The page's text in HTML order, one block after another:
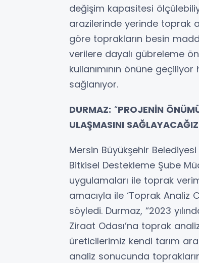
değişim kapasitesi
arazilerinde yerinde toprak
göre toprakların besin
verilere dayalı gübreleme
kullanımının önüne
sağlanıyor.
DURMAZ: “PROJENİN
ULAŞMASINI
Mersin Büyükşehir Belediyesi
Bitkisel Destekleme Şube
uygulamaları ile toprak
amacıyla ile ‘Toprak Analiz
söyledi. Durmaz, “2023
Ziraat Odası’na toprak
üreticilerimiz kendi tarım
analiz sonucunda